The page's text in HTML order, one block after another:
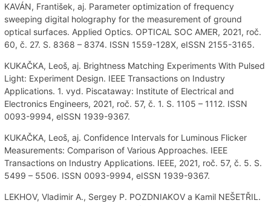
KAVÁN, František, aj. Parameter optimization of frequency
sweeping digital holography for the measurement of ground
optical surfaces. Applied Optics. OPTICAL SOC AMER, 2021, roč.
60, č. 27. S. 8368 – 8374. ISSN 1559-128X, eISSN 2155-3165.
KUKAČKA, Leoš, aj. Brightness Matching Experiments With Pulsed
Light: Experiment Design. IEEE Transactions on Industry
Applications. 1. vyd. Piscataway: Institute of Electrical and
Electronics Engineers, 2021, roč. 57, č. 1. S. 1105 – 1112. ISSN
0093-9994, eISSN 1939-9367.
KUKAČKA, Leoš, aj. Confidence Intervals for Luminous Flicker
Measurements: Comparison of Various Approaches. IEEE
Transactions on Industry Applications. IEEE, 2021, roč. 57, č. 5. S.
5499 – 5506. ISSN 0093-9994, eISSN 1939-9367.
LEKHOV, Vladimir A., Sergey P. POZDNIAKOV a Kamil NEŠETŘIL.